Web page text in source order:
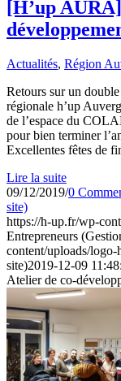
[H’up
Actualités, Région
Retours sur un
régionale h’up
de l’espace du
pour bien terminer
Excellentes fêtes de
Lire la suite
09/12/2019/0
site)
https://h-up.fr/wp-
Entrepreneurs
content/uploads/
site)2019-12-09
Atelier de co-